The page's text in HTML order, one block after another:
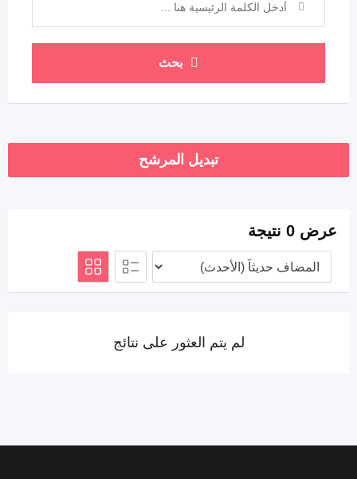
بحث
تبديل المرشح
عرض 0 نتيجة
لم يتم العثور على نتائج